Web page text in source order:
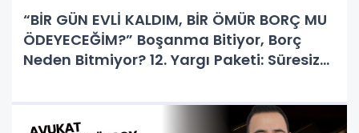
“BİR GÜN EVLİ KALDIM, BİR ÖMÜR BORÇ MU
ÖDEYECEĞİM?” Boşanma Bitiyor, Borç
Neden Bitmiyor? 12. Yargı Paketi: Süresiz